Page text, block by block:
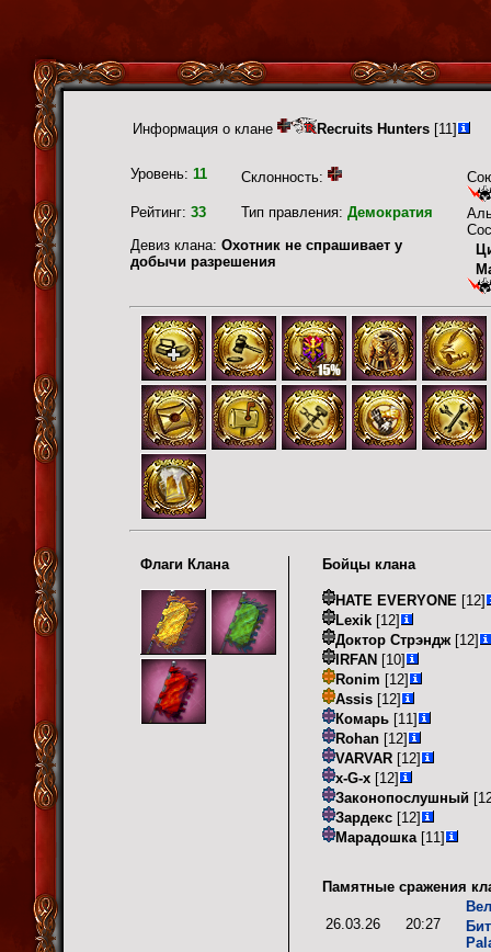
Информация о клане Recruits Hunters [11]
Уровень: 11 Склонность:
Рейтинг: 33 Тип правления: Демократия
Девиз клана: Охотник не спрашивает у
добычи разрешения
Флаги Клана Бойцы клана
HATE EVERYONE [12]
Lexik [12]
Доктор Стрэндж [12]
IRFAN [10]
Ronim [12]
Assis [12]
Комарь [11]
Rohan [12]
VARVAR [12]
x-G-x [12]
Законопослушный
Зардекс [12]
Марадошка [11]
Памятные сражения
26.03.26 20:27